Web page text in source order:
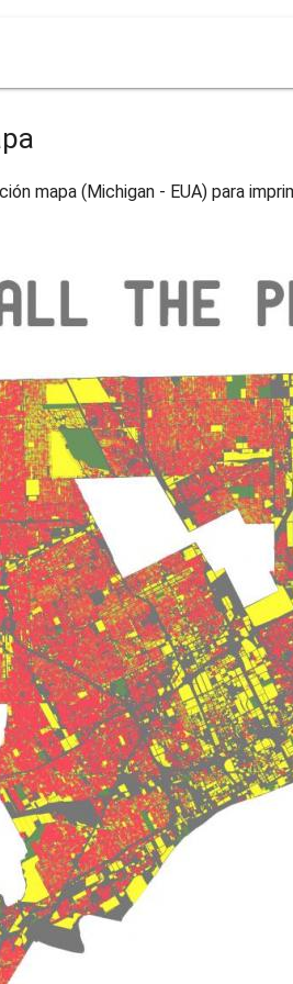
mapa (Michigan - EUA) para